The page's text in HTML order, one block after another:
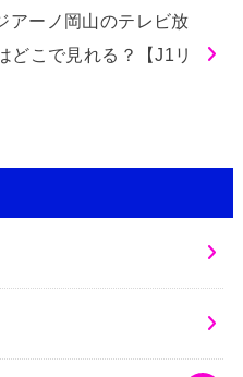
アーノ岡山のテレビ放
どこで見れる？【J1リ